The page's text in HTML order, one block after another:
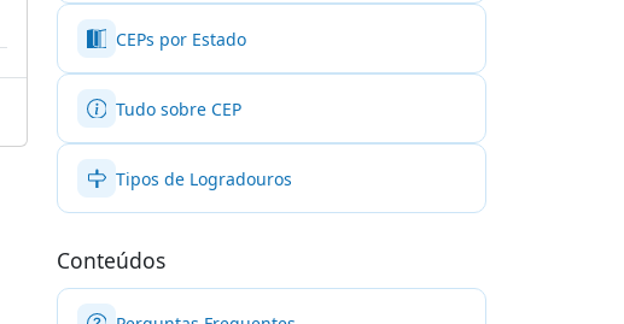
CEPs por Estado
Tudo sobre CEP
Tipos de Logradouros
Conteúdos